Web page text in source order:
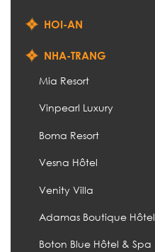
HOI-AN
NHA-TRANG
Mia Resort
Vinpearl Luxury
Boma Resort
Vesna Hôtel
Venity Villa
Adamas Boutique Hôtel
Boton Blue Hôtel & Spa